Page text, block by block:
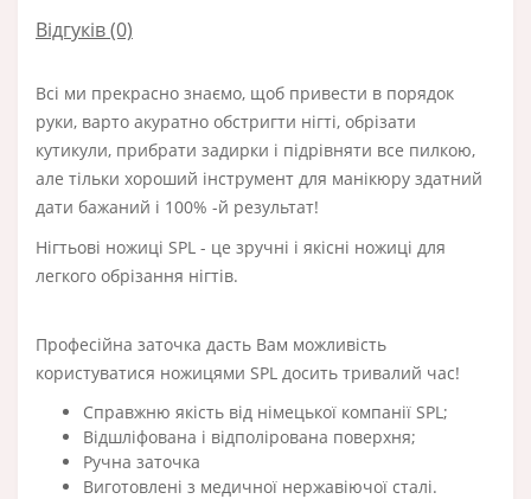
Відгуків (0)
Всі ми прекрасно знаємо, щоб привести в порядок
руки, варто акуратно обстригти нігті, обрізати
кутикули, прибрати задирки і підрівняти все пилкою,
але тільки хороший інструмент для манікюру здатний
дати бажаний і 100% -й результат!
Нігтьові ножиці SPL - це зручні і якісні ножиці для
легкого обрізання нігтів.
Професійна заточка дасть Вам можливість
користуватися ножицями SPL досить тривалий час!
Справжню якість від німецької компанії SPL;
Відшліфована і відполірована поверхня;
Ручна заточка
Виготовлені з медичної нержавіючої сталі.